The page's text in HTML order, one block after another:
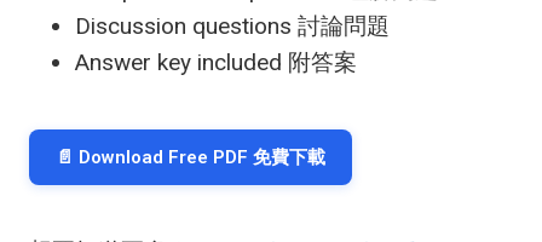
Discussion questions 討論問題
Answer key included 附答案
📄 Download Free PDF 免費下載